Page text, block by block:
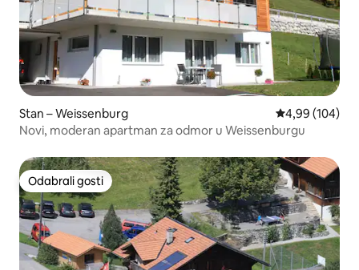
Stan – Weissenburg Prosječna
4,99 (104)
Novi, moderan apartman za odmor u Weissenburgu
Odabrali gosti
Odabrali gosti